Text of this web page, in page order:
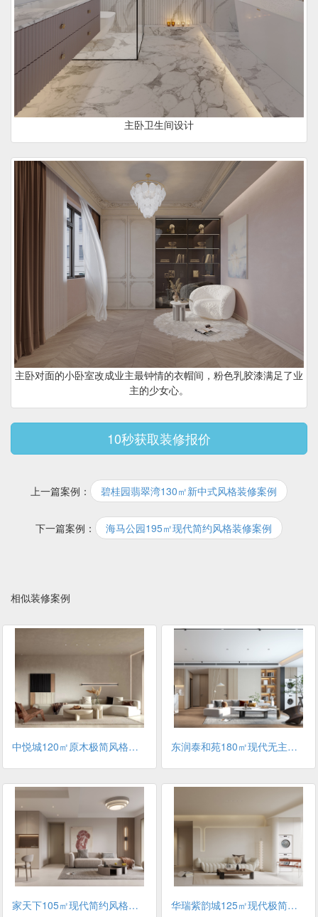
主卧卫生间设计
主卧对面的小卧室改成业主最钟情的衣帽间，粉色乳胶漆满足了业
主的少女心。
10秒获取装修报价
上一篇案例： 碧桂园翡翠湾130㎡新中式风格装修案例
下一篇案例： 海马公园195㎡现代简约风格装修案例
相似装修案例
中悦城120㎡原木极简风格装修案例 东润泰和苑180㎡现代无主灯风格装修案例
家天下105㎡现代简约风格装修案例 华瑞紫韵城125㎡现代极简风格装修案例